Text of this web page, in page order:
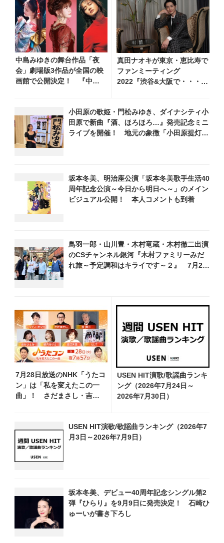
中島みゆきの舞台作品「夜
会」劇場版3作品が全国の映
画館で公開決定！ 『中島
真田ナオキが東京・恵比寿で
ファンミーティング
2022『渋谷&大阪で・・・ど
を一緒に叶えてください」と
ファンにメッセージ
小田原の歌姫・門松みゆき、ダイナシティ小
田原で新曲『酒、ほろほろ…』発売記念ミニ
ライブを開催！ 地元の象徴「小田原提灯」
坂本冬美、明治座公演「坂本冬美歌手生活40
周年記念公演～今日から明日へ～」のメイン
ビジュアル公開！ 本人コメントも到着
鳥羽一郎・山川豊・木村竜蔵・木村徹二出演
のCSチャンネル銀河『木村ファミリーみだ
れ旅～予定調和はキライです～２』 7月25
7月28日放送のNHK「うたコ
ン」は「私を変えたこの一
曲」！ さだまさし・吉幾
USEN HIT演歌/歌謡曲ランキ
ング（2026年7月24日～
2026年7月30日）
USEN HIT演歌/歌謡曲ランキング（2026年7
月3日～2026年7月9日）
坂本冬美、デビュー40周年記念シングル第2
弾『ひらり』を9月9日に発売決定！ 石崎ひ
ゅーいが書き下ろし